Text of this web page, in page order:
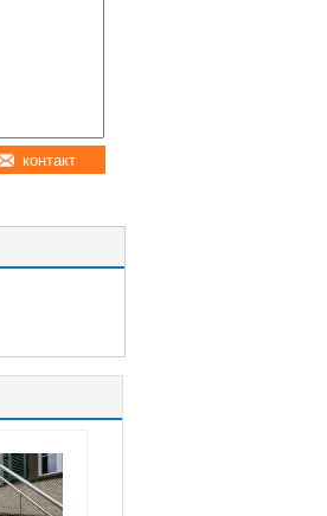
контакт